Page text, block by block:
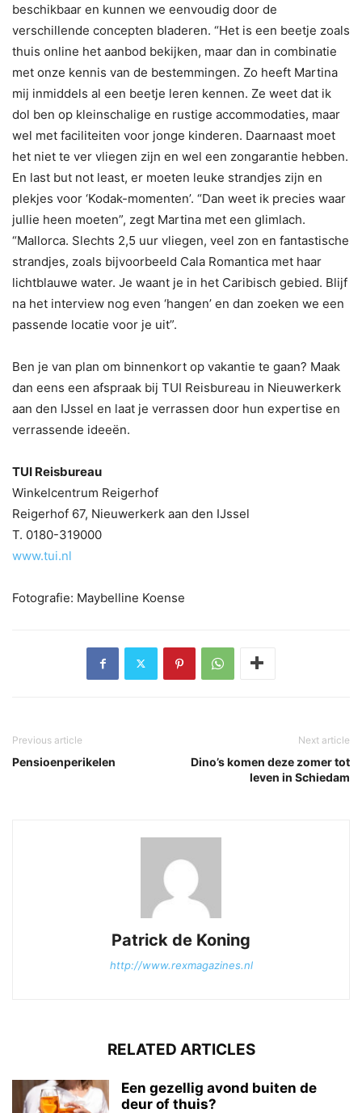
beschikbaar en kunnen we eenvoudig door de
verschillende concepten bladeren. “Het is een beetje zoals
thuis online het aanbod bekijken, maar dan in combinatie
met onze kennis van de bestemmingen. Zo heeft Martina
mij inmiddels al een beetje leren kennen. Ze weet dat ik
dol ben op kleinschalige en rustige accommodaties, maar
wel met faciliteiten voor jonge kinderen. Daarnaast moet
het niet te ver vliegen zijn en wel een zongarantie hebben.
En last but not least, er moeten leuke strandjes zijn en
plekjes voor ‘Kodak-momenten’. “Dan weet ik precies waar
jullie heen moeten”, zegt Martina met een glimlach.
“Mallorca. Slechts 2,5 uur vliegen, veel zon en fantastische
strandjes, zoals bijvoorbeeld Cala Romantica met haar
lichtblauwe water. Je waant je in het Caribisch gebied. Blijf
na het interview nog even ‘hangen’ en dan zoeken we een
passende locatie voor je uit”.
Ben je van plan om binnenkort op vakantie te gaan? Maak
dan eens een afspraak bij TUI Reisbureau in Nieuwerkerk
aan den IJssel en laat je verrassen door hun expertise en
verrassende ideeën.
TUI Reisbureau
Winkelcentrum Reigerhof
Reigerhof 67, Nieuwerkerk aan den IJssel
T. 0180-319000
www.tui.nl
Fotografie: Maybelline Koense
Previous article
Pensioenperikelen
Next article
Dino’s komen deze zomer tot
leven in Schiedam
Patrick de Koning
http://www.rexmagazines.nl
RELATED ARTICLES
Een gezellig avond buiten de
deur of thuis?